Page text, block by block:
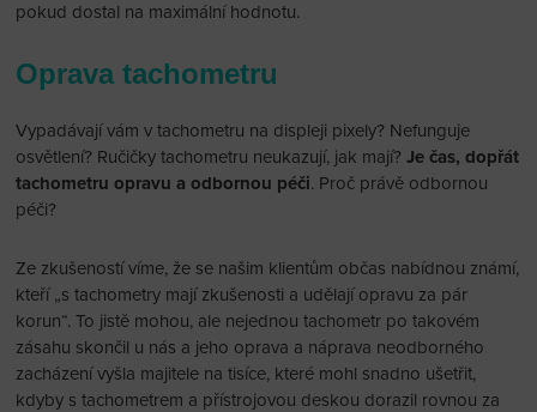
pokud dostal na maximální hodnotu.
Oprava tachometru
Vypadávají vám v tachometru na displeji pixely? Nefunguje
osvětlení? Ručičky tachometru neukazují, jak mají? Je čas, dopřát
tachometru opravu a odbornou péči. Proč právě odbornou
péči?
Ze zkušeností víme, že se našim klientům občas nabídnou známí,
kteří „s tachometry mají zkušenosti a udělají opravu za pár
korun“. To jistě mohou, ale nejednou tachometr po takovém
zásahu skončil u nás a jeho oprava a náprava neodborného
zacházení vyšla majitele na tisíce, které mohl snadno ušetřit,
kdyby s tachometrem a přístrojovou deskou dorazil rovnou za